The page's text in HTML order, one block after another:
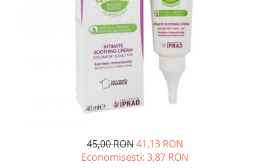
Probiotice si prebiotice
Sistemul respirator
Somn stres si anxietate
Balsam masca si tratament
Produse cu SPF Pentru Fata
45,00 RON41,13 RON
Economisesti: 3,87 RON